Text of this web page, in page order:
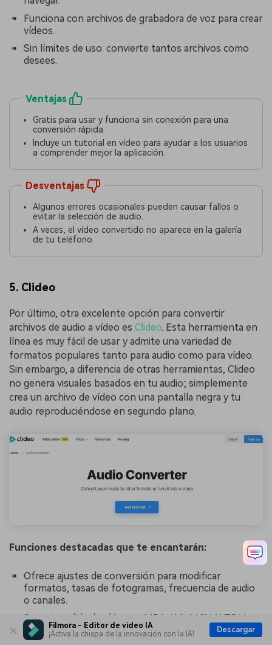
Filmora - Editor de video IA
¡Activa la chispa de la innovación con la IA!
Descargar
Funciona con archivos de grabadora de voz para crear
vídeos.
Sin límites de uso: convierte tantos archivos como
desees.
Ventajas
Gratis para usar y funciona sin conexión para una
conversión rápida.
Incluye un tutorial en vídeo para ayudar a los usuarios
a comprender mejor la aplicación.
Desventajas
Algunos errores ocasionales pueden causar fallos o
evitar la selección de audio.
A veces, el vídeo convertido no aparece en la galería
de tu teléfono.
5. Clideo
Por último, otra excelente opción para convertir
archivos de audio a vídeo es Clideo. Esta herramienta en
línea es muy fácil de usar y admite una variedad de
formatos populares tanto para audio como para vídeo.
Sin embargo, a diferencia de otras herramientas, Clideo
no genera visuales basados en tu audio; simplemente
crea un archivo de vídeo con una pantalla negra y tu
audio reproduciéndose en segundo plano.
Funciones destacadas que te encantarán:
Ofrece ajustes de conversión para modificar
formatos, tasas de fotogramas, frecuencia de audio
o canales.
Soporta salida de vídeo en MP4, AVI, MOV, WEBM y
otros formatos populares.